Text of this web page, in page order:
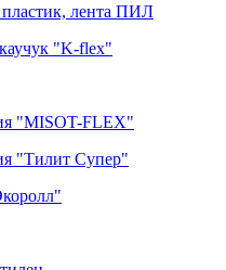
пластик, лента ПИЛ
"K-flex"
"MISOT-FLEX"
"Тилит Супер"